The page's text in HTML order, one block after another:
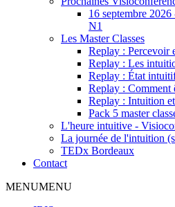
16 septembre
N1
Les Master Classes
Replay : Percevoir
Replay : Les
Replay : État
Replay : Comment
Replay : Intuition
Pack 5 master
L'heure intuitive -
La journée de l'intuition
TEDx Bordeaux
Contact
MENUMENU